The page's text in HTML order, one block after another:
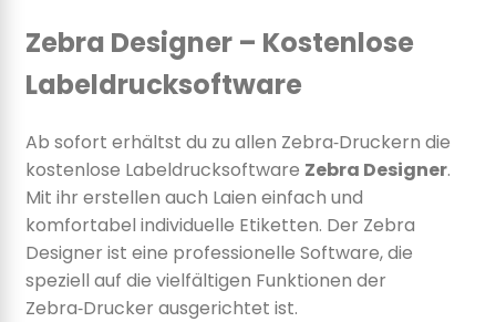
Zebra Designer – Kostenlose
Labeldrucksoftware
Ab sofort erhältst du zu allen Zebra‑Druckern die
kostenlose Labeldrucksoftware Zebra Designer.
Mit ihr erstellen auch Laien einfach und
komfortabel individuelle Etiketten. Der Zebra
Designer ist eine professionelle Software, die
speziell auf die vielfältigen Funktionen der
Zebra‑Drucker ausgerichtet ist.